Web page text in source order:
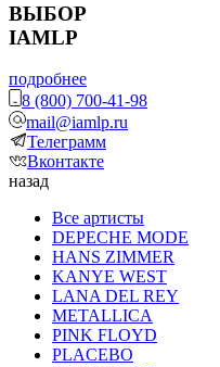
ВЫБОР
IAMLP
подробнее
8 (800) 700-41-98
mail@iamlp.ru
Телеграмм
Вконтакте
назад
Все артисты
DEPECHE MODE
HANS ZIMMER
KANYE WEST
LANA DEL REY
METALLICA
PINK FLOYD
PLACEBO